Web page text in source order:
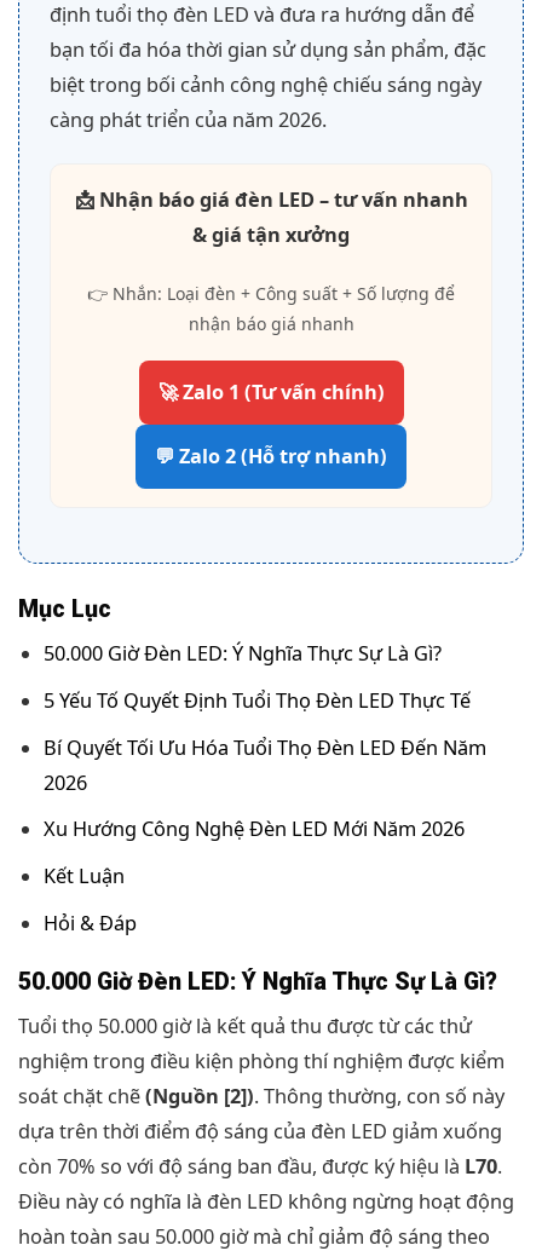
định tuổi thọ đèn LED và đưa ra hướng dẫn để
bạn tối đa hóa thời gian sử dụng sản phẩm, đặc
biệt trong bối cảnh công nghệ chiếu sáng ngày
càng phát triển của năm 2026.
📩 Nhận báo giá đèn LED – tư vấn nhanh
& giá tận xưởng
👉 Nhắn: Loại đèn + Công suất + Số lượng để
nhận báo giá nhanh
🚀 Zalo 1 (Tư vấn chính)
💬 Zalo 2 (Hỗ trợ nhanh)
Mục Lục
50.000 Giờ Đèn LED: Ý Nghĩa Thực Sự Là Gì?
5 Yếu Tố Quyết Định Tuổi Thọ Đèn LED Thực Tế
Bí Quyết Tối Ưu Hóa Tuổi Thọ Đèn LED Đến Năm
2026
Xu Hướng Công Nghệ Đèn LED Mới Năm 2026
Kết Luận
Hỏi & Đáp
50.000 Giờ Đèn LED: Ý Nghĩa Thực Sự Là Gì?
Tuổi thọ 50.000 giờ là kết quả thu được từ các thử
nghiệm trong điều kiện phòng thí nghiệm được kiểm
soát chặt chẽ(Nguồn [2]). Thông thường, con số này
dựa trên thời điểm độ sáng của đèn LED giảm xuống
còn 70% so với độ sáng ban đầu, được ký hiệu là L70.
Điều này có nghĩa là đèn LED không ngừng hoạt động
hoàn toàn sau 50.000 giờ mà chỉ giảm độ sáng theo